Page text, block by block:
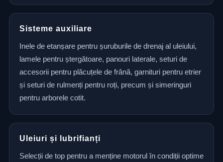
Sisteme auxiliare
Inele de etanșare pentru șuruburile de drenaj al uleiului,
lamele pentru ștergătoare, panouri laterale, seturi de
accesorii pentru plăcuțele de frână, garnituri pentru etrier
și seturi de rulmenți pentru roți, precum și simeringuri
pentru arborele cotit.
Uleiuri și lubrifianți
Selecții de top pentru a menține motorul în condiții optime